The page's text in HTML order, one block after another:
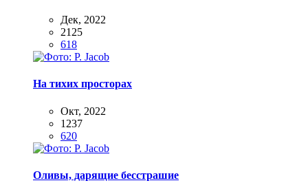
Дек, 2022
2125
618
На тихих просторах
Окт, 2022
1237
620
Оливы, дарящие бесстрашие